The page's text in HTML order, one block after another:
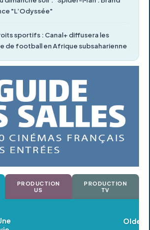
"L’Odyssée"
sportifs : Canal+ diffusera les
de football en Afrique subsaharienne
PRODUCTION
US
PRODUCTION
TV